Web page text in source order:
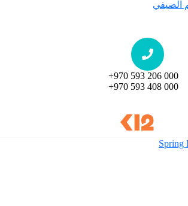
الصيفي
+970 593 206 000
+970 593 408 000